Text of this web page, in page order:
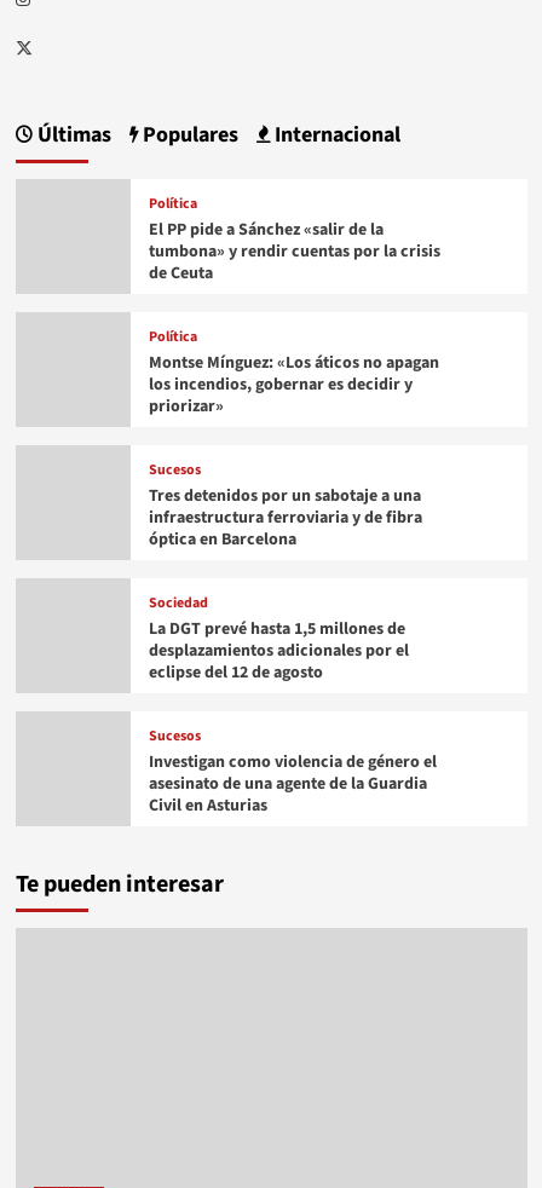
Twitter
Últimas Populares Internacional
Política
El PP pide a Sánchez «salir de la
tumbona» y rendir cuentas por la crisis
de Ceuta
Política
Montse Mínguez: «Los áticos no apagan
los incendios, gobernar es decidir y
priorizar»
Sucesos
Tres detenidos por un sabotaje a una
infraestructura ferroviaria y de fibra
óptica en Barcelona
Sociedad
La DGT prevé hasta 1,5 millones de
desplazamientos adicionales por el
eclipse del 12 de agosto
Sucesos
Investigan como violencia de género el
asesinato de una agente de la Guardia
Civil en Asturias
Te pueden interesar